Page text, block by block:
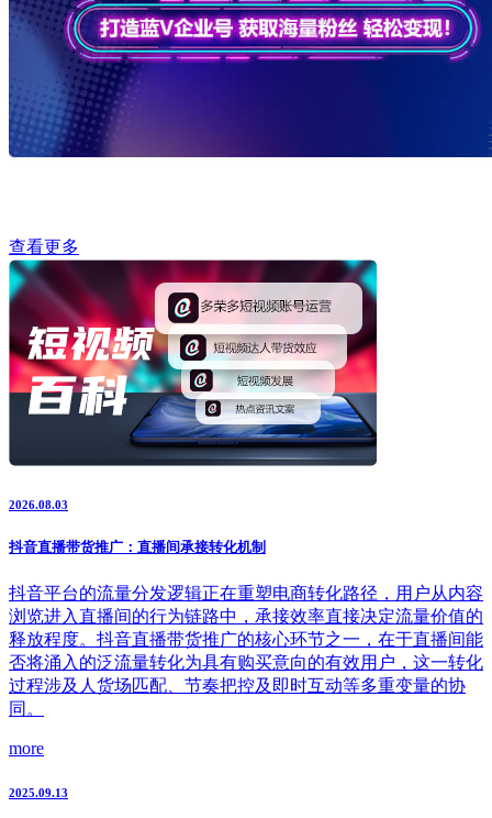
查看更多
2026.08.03
抖音直播带货推广：直播间承接转化机制
抖音平台的流量分发逻辑正在重塑电商转化路径，用户从内容
浏览进入直播间的行为链路中，承接效率直接决定流量价值的
释放程度。抖音直播带货推广的核心环节之一，在于直播间能
否将涌入的泛流量转化为具有购买意向的有效用户，这一转化
过程涉及人货场匹配、节奏把控及即时互动等多重变量的协
同。
more
2025.09.13